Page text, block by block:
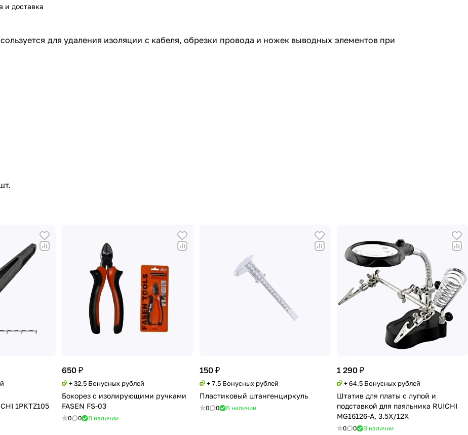
и доставка
для удаления изоляции с кабеля, обрезки провода и ножек выводных элементов при
1PKTZ105
650 ₽
+ 32.5 Бонусных рублей
Бокорез с изолирующими ручками
FASEN FS-03
0 0 В наличии
150 ₽
+ 7.5 Бонусных рублей
Пластиковый штангенциркуль
0 0 В наличии
1 290 ₽
+ 64.5 Бонусных рублей
Штатив для платы с лупой и
подставкой для паяльника RUICHI
MG16126-A, 3.5X/12X
0 0 В наличии